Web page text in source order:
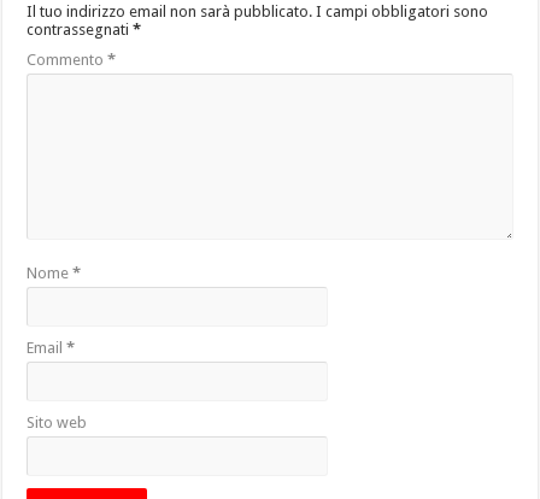
Il tuo indirizzo email non sarà pubblicato. I campi obbligatori sono
contrassegnati*
Commento*
Nome*
Email*
Sito web